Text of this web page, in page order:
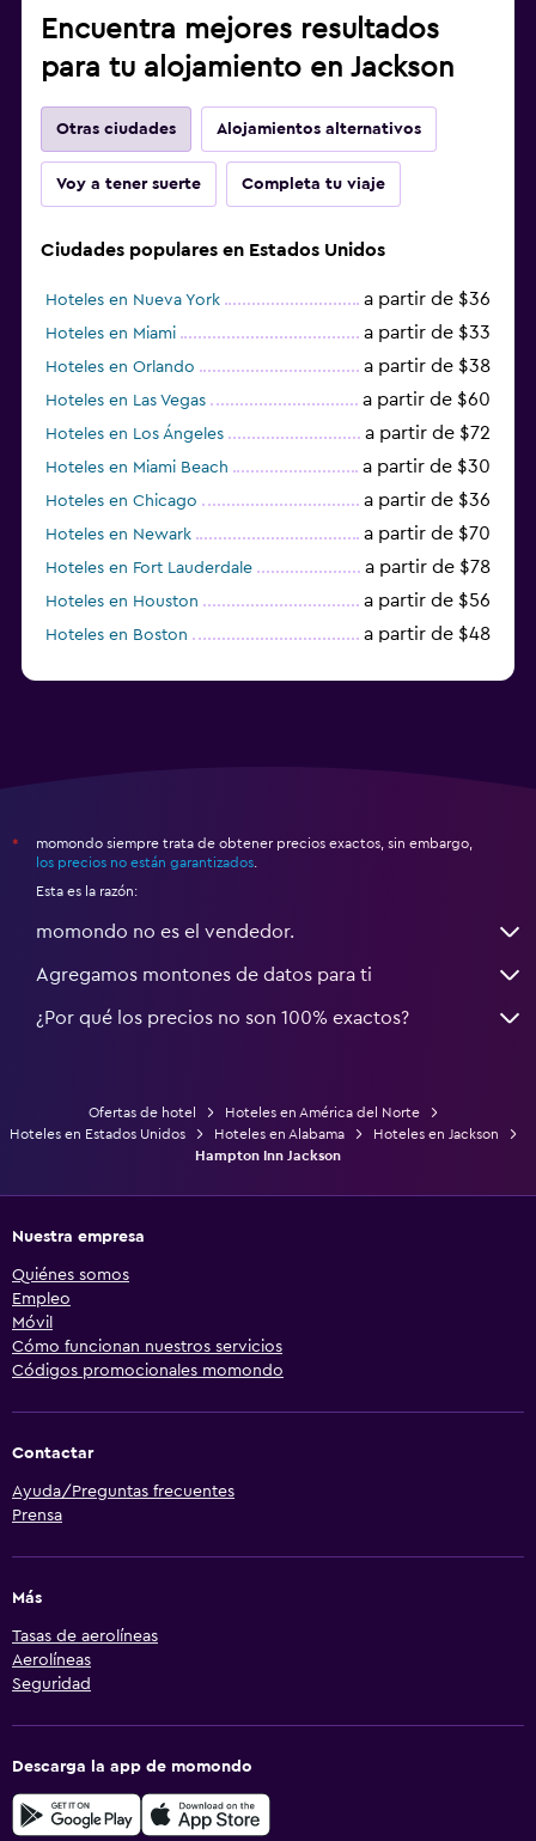
Encuentra mejores resultados
para tu alojamiento en Jackson
Otras ciudades Alojamientos alternativos
Voy a tener suerte Completa tu viaje
Ciudades populares en Estados Unidos
Hoteles en Nueva York a partir de $36
Hoteles en Miami a partir de $33
Hoteles en Orlando a partir de $38
Hoteles en Las Vegas a partir de $60
Hoteles en Los Ángeles a partir de $72
Hoteles en Miami Beach a partir de $30
Hoteles en Chicago a partir de $36
Hoteles en Newark a partir de $70
Hoteles en Fort Lauderdale a partir de $78
Hoteles en Houston a partir de $56
Hoteles en Boston a partir de $48
*
momondo siempre trata de obtener precios exactos, sin embargo,
los precios no están garantizados
Esta es la razón:
momondo no es el vendedor.
Agregamos montones de datos para ti
¿Por qué los precios no son 100% exactos?
Ofertas de hotel
Hoteles en América del Norte
Hoteles en Estados Unidos
Hoteles en Alabama
Hoteles en Jackson
Hampton Inn Jackson
Nuestra empresa
Quiénes somos
Empleo
Móvil
Cómo funcionan nuestros servicios
Códigos promocionales momondo
Contactar
Ayuda/Preguntas frecuentes
Prensa
Más
Tasas de aerolíneas
Aerolíneas
Seguridad
Descarga la app de momondo